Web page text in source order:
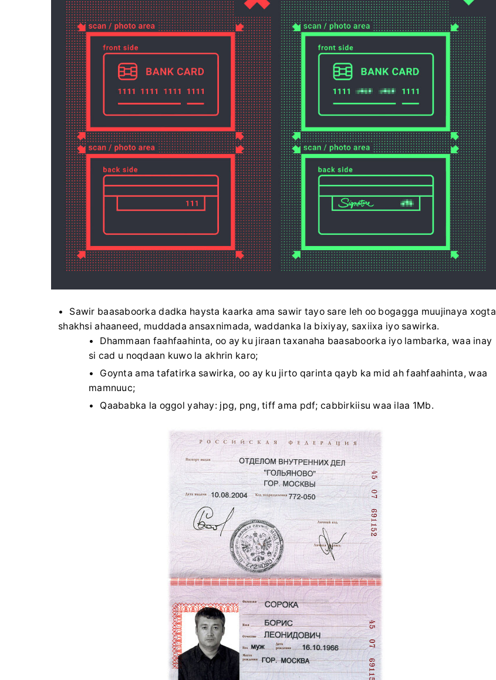
Sawir baasaboorka dadka haysta kaarka ama sawir tayo sare leh oo bogagga muujinaya xogta
shakhsi ahaaneed, muddada ansaxnimada, waddanka la bixiyay, saxiixa iyo sawirka.
Dhammaan faahfaahinta, oo ay ku jiraan taxanaha baasaboorka iyo lambarka, waa inay
si cad u noqdaan kuwo la akhrin karo;
Goynta ama tafatirka sawirka, oo ay ku jirto qarinta qayb ka mid ah faahfaahinta, waa
mamnuuc;
Qaababka la oggol yahay: jpg, png, tiff ama pdf; cabbirkiisu waa ilaa 1Mb.